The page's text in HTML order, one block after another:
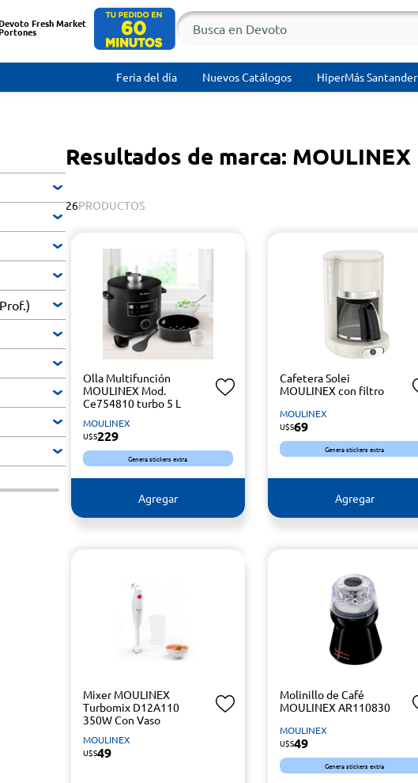
Fresh Market
Feria del día Nuevos Catálogos HiperMás Santander
Resultados de marca: MOULINEX
26PRODUCTOS
Olla Multifunción
MOULINEX Mod.
Ce754810 turbo 5 L
MOULINEX
U$S229
Genera stickers extra
Agregar
Cafetera Solei
MOULINEX con filtro
MOULINEX
U$S69
Genera stickers extra
Agregar
Mixer MOULINEX
Turbomix D12A110
350W Con Vaso
MOULINEX
U$S49
Molinillo de Café
MOULINEX AR110830
MOULINEX
U$S49
Genera stickers extra